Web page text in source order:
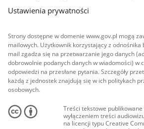
Ustawienia prywatności
Strony dostępne w domenie www.gov.pl mogą
mailowych. Użytkownik korzystający z
mail zgadza się na przetwarzanie jego danych
dobrowolnie podanych danych w wiadomości) w
odpowiedzi na przesłane pytania. Szczegóły
każdą z jednostek znajdują się w ich politykach
osobowych.
Treści tekstowe publikowane
wyłączeniem treści
na licencji typu Creative